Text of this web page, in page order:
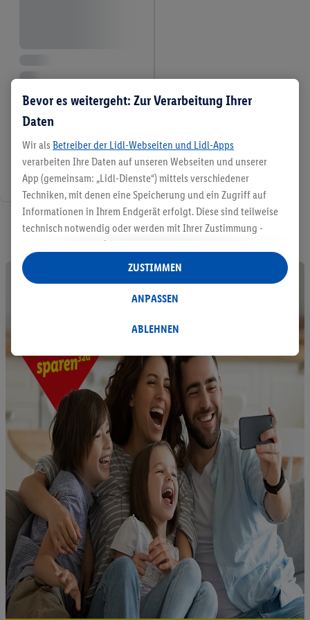
Bevor es weitergeht: Zur Verarbeitung Ihrer
Daten
Wir als Betreiber der Lidl-Webseiten und Lidl-Apps
verarbeiten Ihre Daten auf unseren Webseiten und unserer
App (gemeinsam: „Lidl-Dienste“) mittels verschiedener
Techniken, mit denen eine Speicherung und ein Zugriff auf
Informationen in Ihrem Endgerät erfolgt. Diese sind teilweise
technisch notwendig oder werden mit Ihrer Zustimmung -
auch durch Partner (u.a.
Verantwortliche; im Zusammenhang mit dem IAB TCF
insgesamt
Statistik-Erstellung oder für personalisierte Werbung
Datenverarbeitungen für personalisierte Werbung werden
Dritten die Ausspielung von Werbung außerhalb der Lidl-
Dienste über die Ihnen und Ihren Haushaltsangehörigen
zugeordneten Endgeräte zu ermöglichen. Sofern Sie
Teilnehmer des Lidl Plus-Programms sind, werden für diese
Zwecke auch Daten aus Ihrem Filial-Kaufverhalten verarbeitet.
Zudem werden einem der o.g. Partner Daten über Ihr
Kaufverhalten in den Lidl-Diensten zur Verfügung gestellt,
damit dieser als
eigenständig Verantwortlicher
den Erfolg von
Werbekampagnen seiner Auftraggeber messen kann.
Die Erstellung personalisierter Werbung basiert auf der
Generierung von auch mit Daten von anderen Diensten
angereicherten Profilen. Dies umfasst die Zusammenführung
von Daten (z.B. über Ihre Nutzung der Lidl-Dienste, Ihr
Kaufverhalten in den Lidl-Diensten, Informationen aus Ihrem
Kundenkonto - z.B. Alter oder Geschlecht - sowie Ihre genauen
Standortdaten) auch über verschiedene Endgeräte und Lidl-
ABLEHNEN
ANPASSEN
ZUSTIMMEN